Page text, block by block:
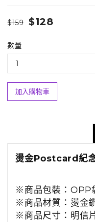
$159 $128
數量
加入購物車
燙金Postcard紀
※商品包裝： OPP
※商品材質 ： 燙金
※商品尺寸： 明信